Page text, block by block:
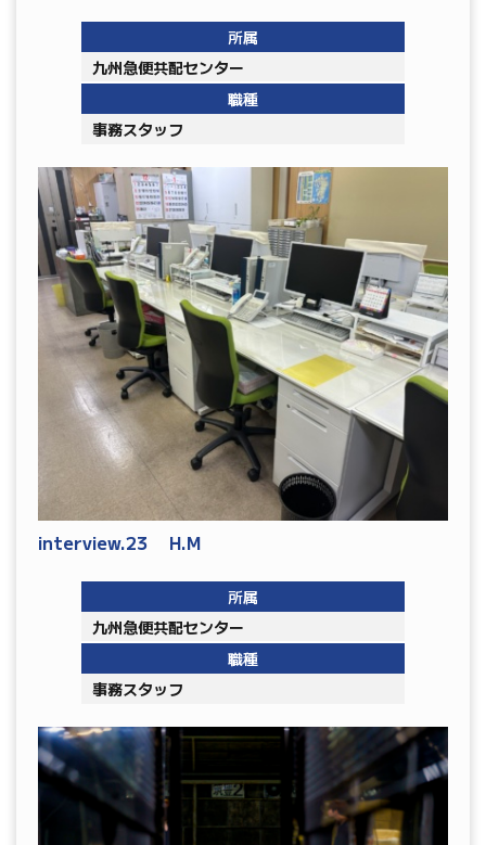
所属
九州急便共配センター
職種
事務スタッフ
interview.23 H.M
所属
九州急便共配センター
職種
事務スタッフ